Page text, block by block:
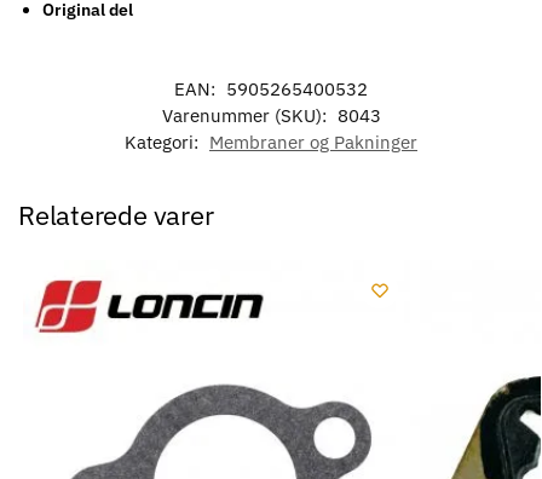
Original del
EAN: 5905265400532
Varenummer (SKU): 8043
Kategori: Membraner og Pakninger
Relaterede varer